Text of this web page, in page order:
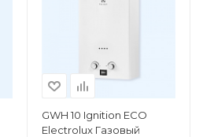
GWH 10 Ignition ECO
Electrolux Газовый